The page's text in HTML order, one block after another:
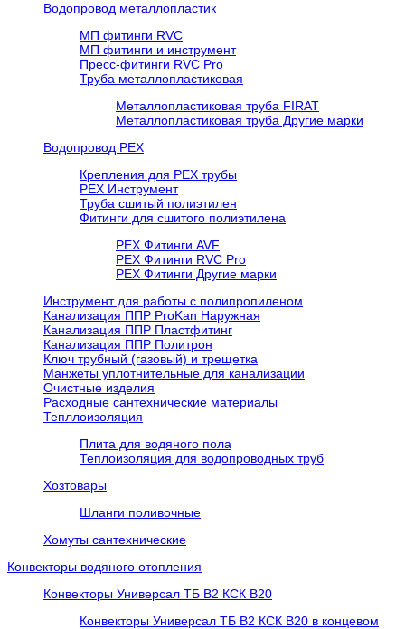
Водопровод металлопластик
МП фитинги RVC
МП фитинги и инструмент
Пресс-фитинги RVC Pro
Труба металлопластиковая
Металлопластиковая труба FIRAT
Металлопластиковая труба Другие марки
Водопровод РЕХ
Крепления для РЕХ трубы
РЕХ Инструмент
Труба сшитый полиэтилен
Фитинги для сшитого полиэтилена
PEX Фитинги AVF
РЕХ Фитинги RVC Pro
РЕХ Фитинги Другие марки
Инструмент для работы с полипропиленом
Канализация ППР ProKan Наружная
Канализация ППР Пластфитинг
Канализация ППР Политрон
Ключ трубный (газовый) и трещетка
Манжеты уплотнительные для канализации
Очистные изделия
Расходные сантехнические материалы
Тепллоизоляция
Плита для водяного пола
Теплоизоляция для водопроводных труб
Хозтовары
Шланги поливочные
Хомуты сантехнические
Конвекторы водяного отопления
Конвекторы Универсал ТБ В2 КСК В20
Конвекторы Универсал ТБ В2 КСК В20 в концевом